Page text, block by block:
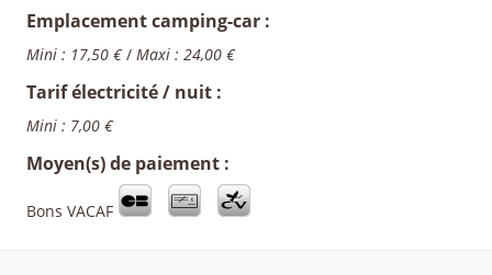
Emplacement camping-car :
Mini : 17,50 €/ Maxi : 24,00 €
Tarif électricité / nuit :
Mini : 7,00 €
Moyen(s) de paiement :
Bons VACAF